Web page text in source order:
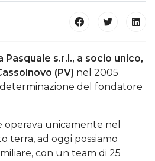
s.r.l., a socio unico,
(PV) nel 2005
determinazione del fondatore
operava unicamente nel
terra, ad oggi possiamo
con un team di 25